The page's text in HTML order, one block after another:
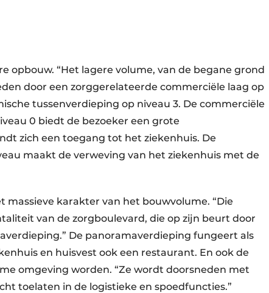
opbouw. “Het lagere volume, van de begane grond
door een zorggerelateerde commerciële laag op
tussenverdieping op niveau 3. De commerciële
0 biedt de bezoeker een grote
zich een toegang tot het ziekenhuis. De
maakt de verweving van het ziekenhuis met de
karakter van het bouwvolume. “Die
van de zorgboulevard, die op zijn beurt door
De panoramaverdieping fungeert als
en huisvest ook een restaurant. En ook de
omgeving worden. “Ze wordt doorsneden met
toelaten in de logistieke en spoedfuncties.”